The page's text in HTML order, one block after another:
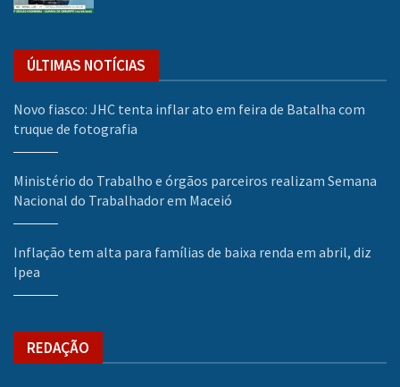
ÚLTIMAS NOTÍCIAS
Novo fiasco: JHC tenta inflar ato em feira de Batalha com
truque de fotografia
Ministério do Trabalho e órgãos parceiros realizam Semana
Nacional do Trabalhador em Maceió
Inflação tem alta para famílias de baixa renda em abril, diz
Ipea
REDAÇÃO